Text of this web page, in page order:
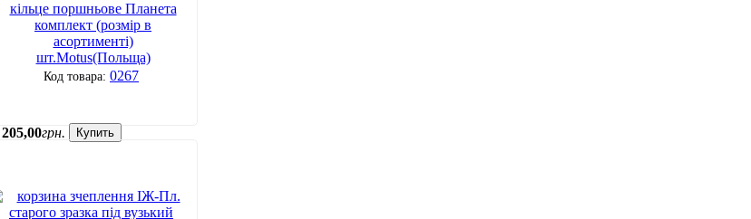
кільце поршньове Планета
комплект (розмір в
асортименті)
шт.Motus(Польща)
0267
205,00грн. Купить